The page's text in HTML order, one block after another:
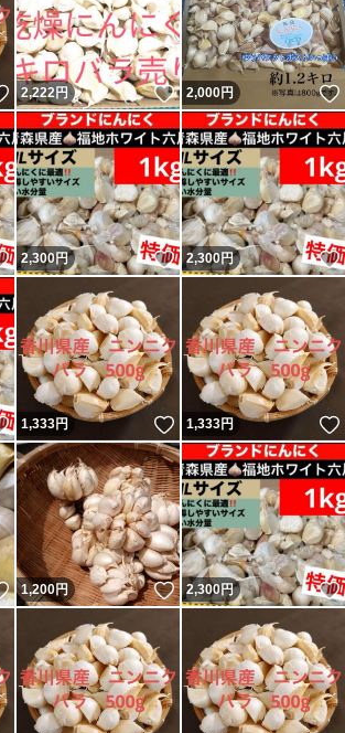
いいね！
2,222円 いいね！
2,000円
いいね！
2,300円 いいね！
2,300円
いいね！
1,333円 いいね！
1,333円
いいね！
1,200円 いいね！
2,300円